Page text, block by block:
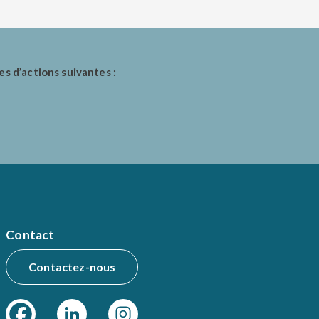
d’actions suivantes :
Contact
Contactez-nous